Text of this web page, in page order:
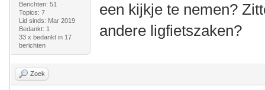
Berichten: 51
Topics: 7
Lid sinds: Mar 2019
Bedankt: 1
33 x bedankt in 17
berichten
een kijkje te nemen?
andere ligfietszaken?
Zoek